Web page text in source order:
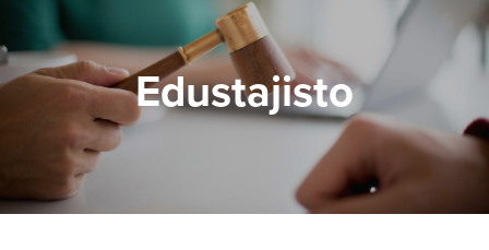
Edustajisto